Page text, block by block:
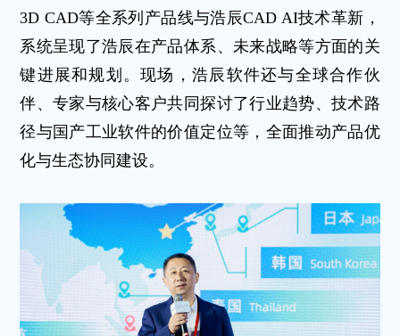
3D CAD等全系列产品线与浩辰CAD AI技术革新，
系统呈现了浩辰在产品体系、未来战略等方面的关
键进展和规划。现场，浩辰软件还与全球合作伙
伴、专家与核心客户共同探讨了行业趋势、技术路
径与国产工业软件的价值定位等，全面推动产品优
化与生态协同建设。